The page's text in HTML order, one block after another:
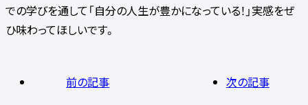
での学びを通して「自分の人生が豊かになっている！」実感をぜ
ひ味わってほしいです。
前の記事 次の記事